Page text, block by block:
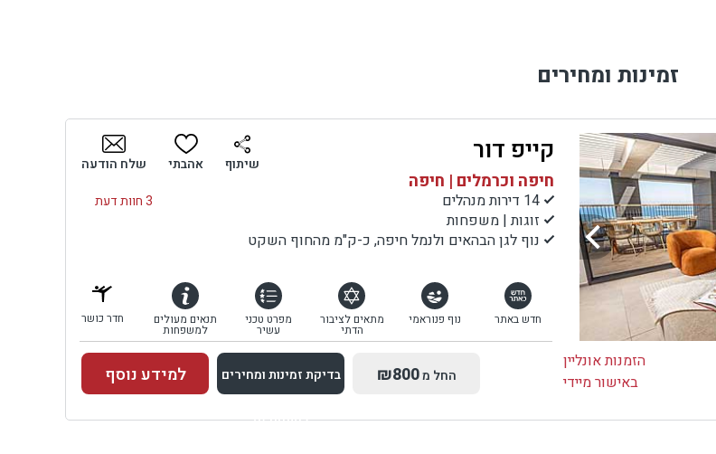
זמינות ומחירים
קייפ דור
חיפה וכרמלים | חיפה
3 חוות דעת
14 דירות מנהלים
זוגות | משפחות
נוף לגן הבהאים ולנמל חיפה, כ-ק"מ מהחוף השקט
שיתוף אהבתי שלח הודעה
חדש באתר נוף פנוראמי מתאים לציבור
הדתי
מפרט טכני
עשיר
תנאים מעולים
למשפחות
חדר כושר
הזמנות אונליין
באישור מיידי
החל מ₪800 בדיקת זמינות ומחירים
למתחם זה
למידע נוסף